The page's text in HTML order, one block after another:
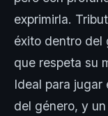
exprimirla.
éxito dentro del
que respeta su
Ideal para jugar
del género, y